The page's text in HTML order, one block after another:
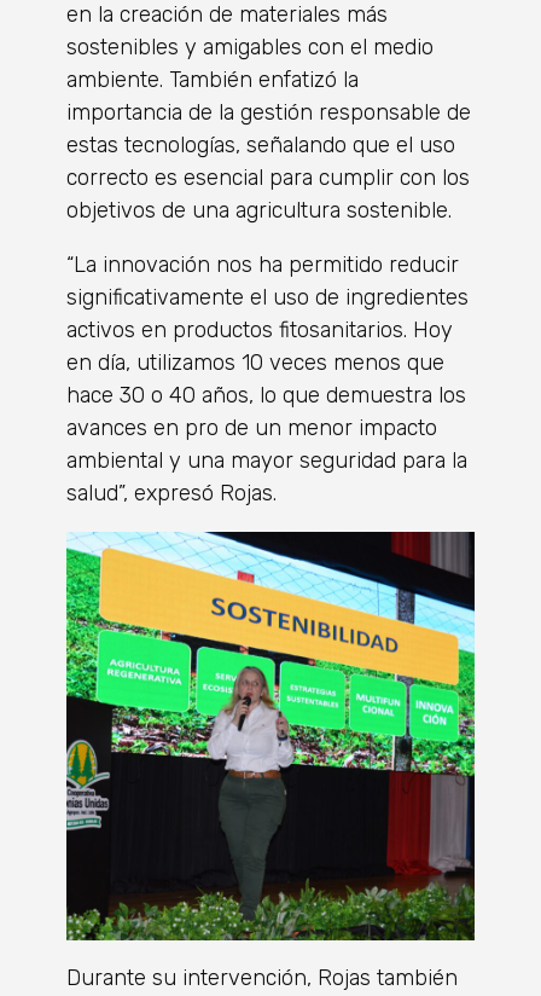
en la creación de materiales más
sostenibles y amigables con el medio
ambiente. También enfatizó la
importancia de la gestión responsable de
estas tecnologías, señalando que el uso
correcto es esencial para cumplir con los
objetivos de una agricultura sostenible.
“La innovación nos ha permitido reducir
significativamente el uso de ingredientes
activos en productos fitosanitarios. Hoy
en día, utilizamos 10 veces menos que
hace 30 o 40 años, lo que demuestra los
avances en pro de un menor impacto
ambiental y una mayor seguridad para la
salud”, expresó Rojas.
Durante su intervención, Rojas también